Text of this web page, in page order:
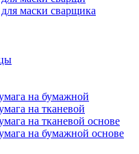
маски сварщика
на бумажной
на тканевой
на тканевой основе
на бумажной основе